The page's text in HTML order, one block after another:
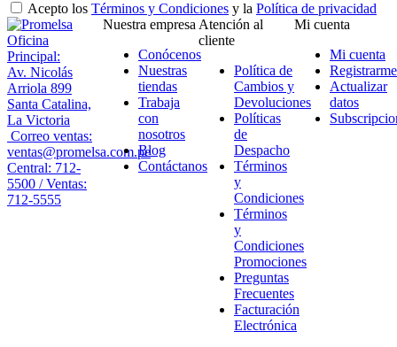
Acepto los Términos y Condiciones y la Política de privacidad
Oficina
Principal:
Av. Nicolás
Arriola 899
Santa Catalina,
La Victoria
Correo ventas:
ventas@promelsa.com.pe
Central: 712-
5500 / Ventas:
712-5555
Nuestra empresa
Conócenos
Nuestras
tiendas
Trabaja
con
nosotros
Blog
Contáctanos
Atención al
cliente
Política de
Cambios y
Devoluciones
Políticas
de
Despacho
Términos
y
Condiciones
Términos
y
Condiciones
Promociones
Preguntas
Frecuentes
Facturación
Electrónica
Mi cuenta
Mi cuenta
Registrarme
Actualizar
datos